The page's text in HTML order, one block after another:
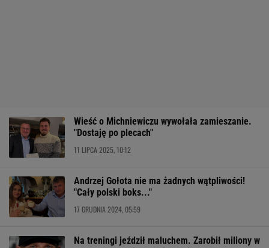
Wieść o Michniewiczu wywołała zamieszanie.
"Dostaję po plecach"
11 LIPCA 2025, 10:12
Andrzej Gołota nie ma żadnych wątpliwości!
"Cały polski boks..."
17 GRUDNIA 2024, 05:59
Na treningi jeździł maluchem. Zarobił miliony w